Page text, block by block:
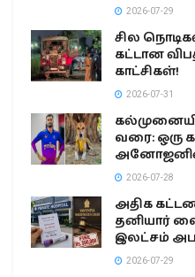
2026-07-29
சில
கட்டான
காட்சிகள்!
2026-07-31
வரை: ஒரு
2026-07-28
அதிக
தனியார்
இலட்சம்
2026-07-29